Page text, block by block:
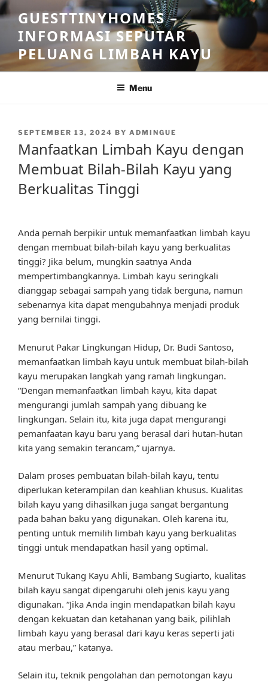
Skip
to
content
GUESTTINYHOMES –
INFORMASI SEPUTAR
PELUANG LIMBAH KAYU
Menu
POSTED
SEPTEMBER 13, 2024 BY ADMINGUE
Manfaatkan Limbah Kayu dengan
Membuat Bilah-Bilah Kayu yang
Berkualitas Tinggi
Anda pernah berpikir untuk memanfaatkan limbah kayu
dengan membuat bilah-bilah kayu yang berkualitas
tinggi? Jika belum, mungkin saatnya Anda
mempertimbangkannya. Limbah kayu seringkali
dianggap sebagai sampah yang tidak berguna, namun
sebenarnya kita dapat mengubahnya menjadi produk
yang bernilai tinggi.
Menurut Pakar Lingkungan Hidup, Dr. Budi Santoso,
memanfaatkan limbah kayu untuk membuat bilah-bilah
kayu merupakan langkah yang ramah lingkungan.
“Dengan memanfaatkan limbah kayu, kita dapat
mengurangi jumlah sampah yang dibuang ke
lingkungan. Selain itu, kita juga dapat mengurangi
pemanfaatan kayu baru yang berasal dari hutan-hutan
kita yang semakin terancam,” ujarnya.
Dalam proses pembuatan bilah-bilah kayu, tentu
diperlukan keterampilan dan keahlian khusus. Kualitas
bilah kayu yang dihasilkan juga sangat bergantung
pada bahan baku yang digunakan. Oleh karena itu,
penting untuk memilih limbah kayu yang berkualitas
tinggi untuk mendapatkan hasil yang optimal.
Menurut Tukang Kayu Ahli, Bambang Sugiarto, kualitas
bilah kayu sangat dipengaruhi oleh jenis kayu yang
digunakan. “Jika Anda ingin mendapatkan bilah kayu
dengan kekuatan dan ketahanan yang baik, pilihlah
limbah kayu yang berasal dari kayu keras seperti jati
atau merbau,” katanya.
Selain itu, teknik pengolahan dan pemotongan kayu